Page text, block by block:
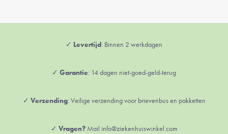
✓ Levertijd: Binnen 2 werkdagen
✓ Garantie: 14 dagen niet-goed-geld-terug
✓ Verzending: Veilige verzending voor brievenbus en pakketten
✓ Vragen?Mail info@ziekenhuiswinkel.com